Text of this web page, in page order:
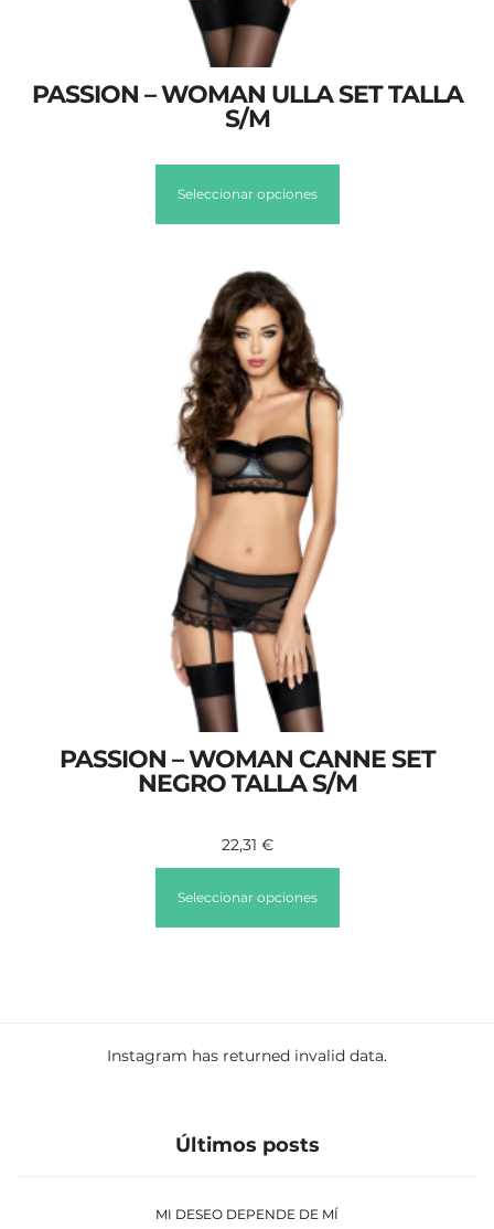
PASSION – WOMAN ULLA SET TALLA
S/M
Seleccionar opciones
PASSION – WOMAN CANNE SET
NEGRO TALLA S/M
22,31 €
Seleccionar opciones
Instagram has returned invalid data.
Últimos posts
MI DESEO DEPENDE DE MÍ